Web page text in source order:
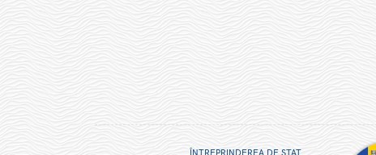
ÎNTREPRINDEREA DE STAT